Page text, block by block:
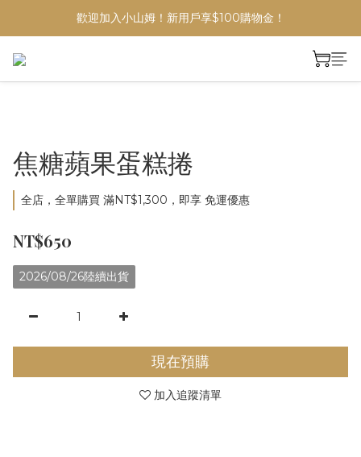
歡迎加入小山姆！新用戶享$100購物金！
焦糖蘋果蛋糕捲
全店，全單購買 滿NT$1,300，即享 免運優惠
NT$650
2026/08/26陸續出貨
現在預購
加入追蹤清單